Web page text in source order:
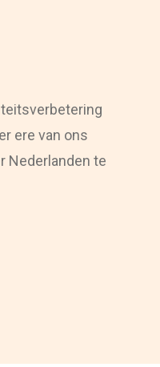
ere van ons
Nederlanden te